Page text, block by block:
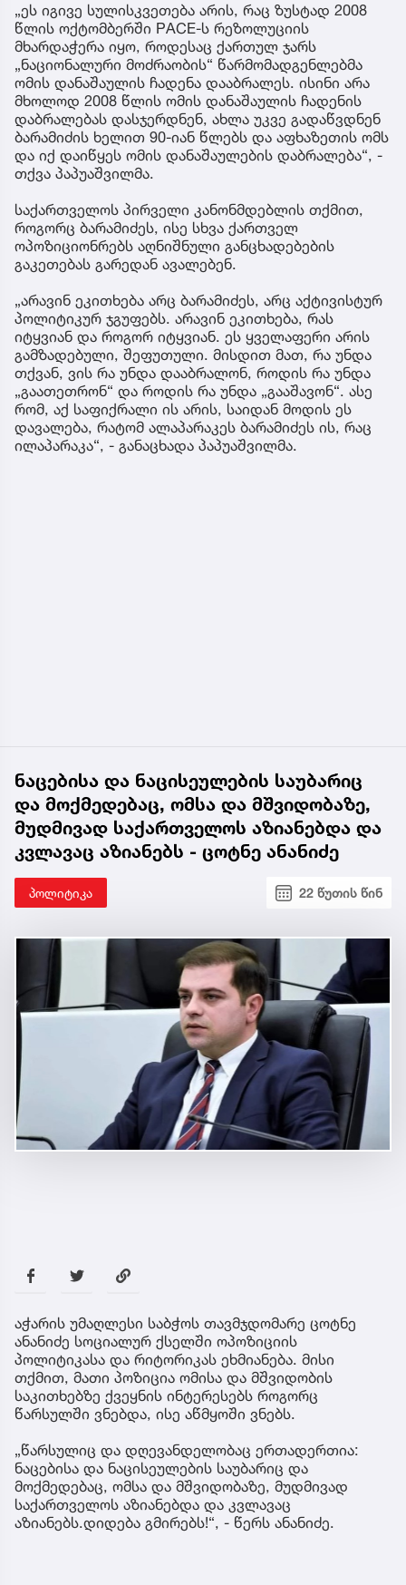
„ეს იგივე სულისკვეთება არის, რაც ზუსტად 2008
წლის ოქტომბერში PACE-ს რეზოლუციის
მხარდაჭერა იყო, როდესაც ქართულ ჯარს
„ნაციონალური მოძრაობის“ წარმომადგენლებმა
ომის დანაშაულის ჩადენა დააბრალეს. ისინი არა
მხოლოდ 2008 წლის ომის დანაშაულის ჩადენის
დაბრალებას დასჯერდნენ, ახლა უკვე გადაწვდნენ
ბარამიძის ხელით 90-იან წლებს და აფხაზეთის ომს
და იქ დაიწყეს ომის დანაშაულების დაბრალება“, -
თქვა პაპუაშვილმა.
საქართველოს პირველი კანონმდებლის თქმით,
როგორც ბარამიძეს, ისე სხვა ქართველ
ოპოზიციონრებს აღნიშნული განცხადებების
გაკეთებას გარედან ავალებენ.
„არავინ ეკითხება არც ბარამიძეს, არც აქტივისტურ
პოლიტიკურ ჯგუფებს. არავინ ეკითხება, რას
იტყვიან და როგორ იტყვიან. ეს ყველაფერი არის
გამზადებული, შეფუთული. მისდით მათ, რა უნდა
თქვან, ვის რა უნდა დააბრალონ, როდის რა უნდა
„გაათეთრონ“ და როდის რა უნდა „გააშავონ“. ასე
რომ, აქ საფიქრალი ის არის, საიდან მოდის ეს
დავალება, რატომ ალაპარაკეს ბარამიძეს ის, რაც
ილაპარაკა“, - განაცხადა პაპუაშვილმა.
ნაცებისა და ნაცისეულების საუბარიც
და მოქმედებაც, ომსა და მშვიდობაზე,
მუდმივად საქართველოს აზიანებდა და
კვლავაც აზიანებს - ცოტნე ანანიძე
პოლიტიკა 22 წუთის წინ
აჭარის უმაღლესი საბჭოს თავმჯდომარე ცოტნე
ანანიძე სოციალურ ქსელში ოპოზიციის
პოლიტიკასა და რიტორიკას ეხმიანება. მისი
თქმით, მათი პოზიცია ომისა და მშვიდობის
საკითხებზე ქვეყნის ინტერესებს როგორც
წარსულში ვნებდა, ისე აწმყოში ვნებს.
„წარსულიც და დღევანდელობაც ერთადერთია:
ნაცებისა და ნაცისეულების საუბარიც და
მოქმედებაც, ომსა და მშვიდობაზე, მუდმივად
საქართველოს აზიანებდა და კვლავაც
აზიანებს.დიდება გმირებს!“, - წერს ანანიძე.